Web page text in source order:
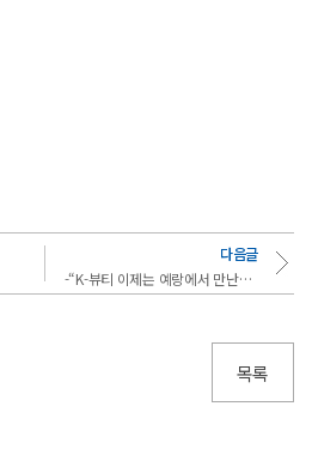
다음글
-“K-뷰티 이제는 예랑에서 만난다” 국제대학교 방송미디어메이크업과, 예랑프로덕션과 M..
목록